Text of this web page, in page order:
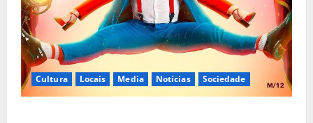
Cultura Locais Media Notícias Sociedade